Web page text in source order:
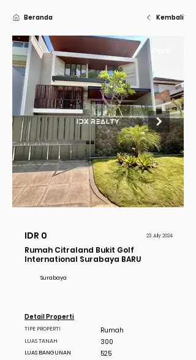
Beranda Kembali
IDR 0 23 July 2024
Rumah Citraland Bukit Golf
International Surabaya BARU
Surabaya
Detail Properti
TIPE PROPERTI
LUAS TANAH
LUAS BANGUNAN
Rumah
300
525